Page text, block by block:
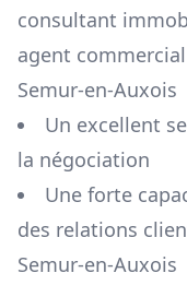
consultant
agent
Semur-en-Auxois
Un excellent
la négociation
Une forte
des relations
Semur-en-Auxois